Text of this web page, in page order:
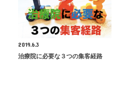
2019.6.3
治療院に必要な３つの集客経路